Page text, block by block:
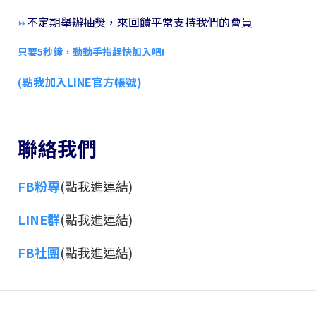
⏩不定期舉辦抽獎，來回饋平常支持我們的會員
只要5秒鐘，動動手指趕快加入吧!
(點我加入LINE官方帳號)
聯絡我們
FB粉專(點我進連結)
LINE群(點我進連結)
FB社團(點我進連結)